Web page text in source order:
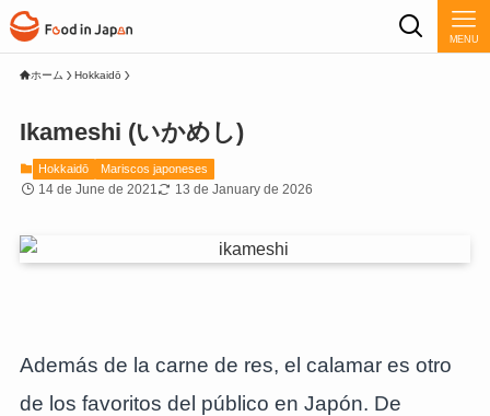
MENU
ホーム Hokkaidō
Ikameshi (いかめし)
Hokkaidō Mariscos japoneses
14 de June de 2021 13 de January de 2026
Además de la carne de res, el calamar es otro
de los favoritos del público en Japón. De